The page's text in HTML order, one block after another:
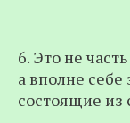
6. Это не
а вполне
состоящие из